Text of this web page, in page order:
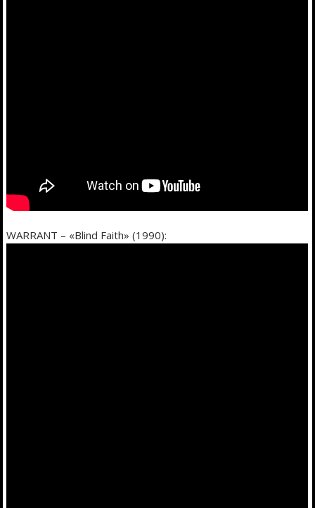
WARRANT – «Blind Faith» (1990):